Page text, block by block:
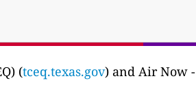
(tceq.texas.gov) and Air Now -